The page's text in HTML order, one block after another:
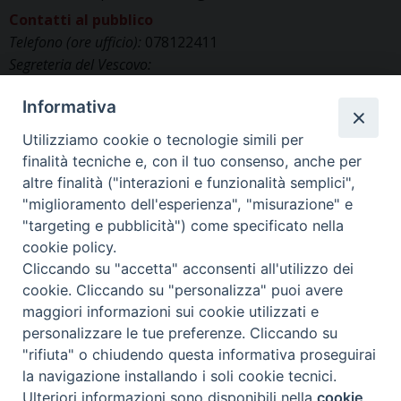
v
i
g
o
n
Contatti al pubblico
Telefono (ore ufficio): 078122411
Segreteria del Vescovo:
Uffici di Curia:curia_iglesias@libero.it
Cancelleria (richiesta documenti):
canc.curia.iglesias@tiscali.it
Comunicazione & media (ufficio stampa):
ucs.iglesias@gmail.com
©2025 Diocesi di IGLESIAS
Informativa
Utilizziamo cookie o tecnologie simili per
finalità tecniche e, con il tuo consenso, anche per
altre finalità ("interazioni e funzionalità semplici",
"miglioramento dell'esperienza", "misurazione" e
"targeting e pubblicità") come specificato nella
cookie policy.
Cliccando su "accetta" acconsenti all'utilizzo dei
cookie. Cliccando su "personalizza" puoi avere
maggiori informazioni sui cookie utilizzati e
personalizzare le tue preferenze. Cliccando su
"rifiuta" o chiudendo questa informativa proseguirai
la navigazione installando i soli cookie tecnici.